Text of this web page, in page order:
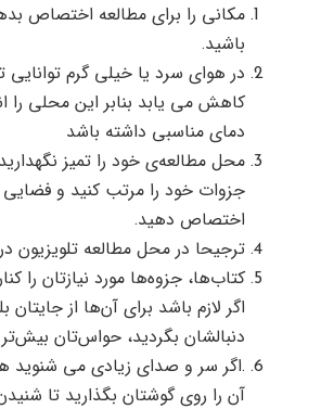
مکانی را برای مطالعه اختصاص
باشید.
در هوای سرد یا خیلی گرم توانایی
کاهش می یابد بنابر این محلی را
دمای مناسبی داشته باشد
محل مطالعه‌ی خود را تمیز
جزوات خود را مرتب کنید و فضایی
اختصاص دهید.
ترجیحا در محل مطالعه تلویزیون
کتاب‌ها، جزوه‌ها مورد نیازتان را
اگر لازم باشد براي آن‌ها از جايتان
دنبالشان بگرديد، حواس‌تان
.اگر سر و صدای زیادی می شنوید
آن را روی گوشتان بگذارید تا